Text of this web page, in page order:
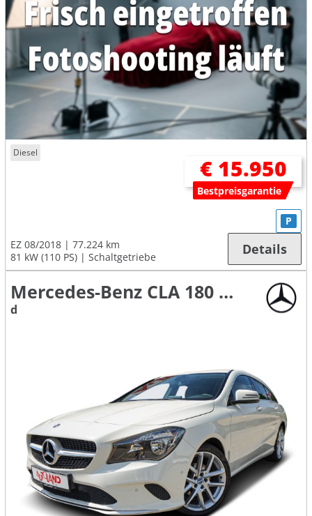
Diesel
€ 15.950
Bestpreisgarantie
EZ 08/2018
77.224 km
81 kW (110 PS)
Schaltgetriebe
P
Details
Mercedes-Benz CLA 180 Shooting Brake
d